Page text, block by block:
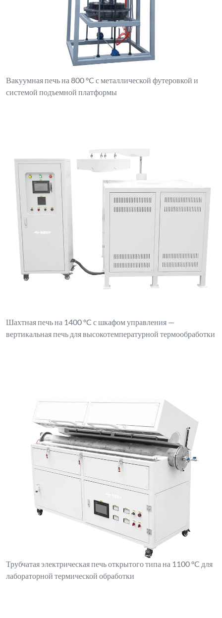
Вакуумная печь на 800 °C с металлической футеровкой и
системой подъемной платформы
Шахтная печь на 1400 °C с шкафом управления —
вертикальная печь для высокотемпературной термообработки
Трубчатая электрическая печь открытого типа на 1100 °C для
лабораторной термической обработки